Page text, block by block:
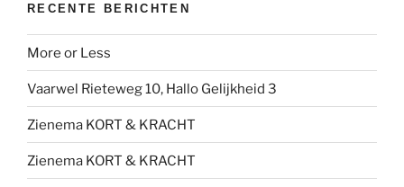
RECENTE BERICHTEN
More or Less
Vaarwel Rieteweg 10, Hallo Gelijkheid 3
Zienema KORT & KRACHT
Zienema KORT & KRACHT